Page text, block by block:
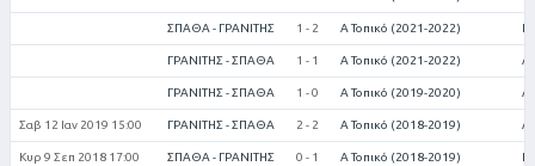
ΣΠΑΘΑ - ΓΡΑΝΙΤΗΣ 1 - 2 Α Τοπικό (2021-2022)
ΓΡΑΝΙΤΗΣ - ΣΠΑΘΑ 1 - 1 Α Τοπικό (2021-2022)
ΓΡΑΝΙΤΗΣ - ΣΠΑΘΑ 1 - 0 Α Τοπικό (2019-2020)
Σαβ 12 Ιαν 2019 15:00 ΓΡΑΝΙΤΗΣ - ΣΠΑΘΑ 2 - 2 Α Τοπικό (2018-2019)
Κυρ 9 Σεπ 2018 17:00 ΣΠΑΘΑ - ΓΡΑΝΙΤΗΣ 0 - 1 Α Τοπικό (2018-2019)